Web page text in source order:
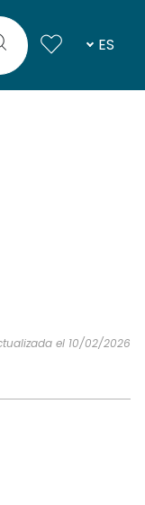
ES
el 10/02/2026